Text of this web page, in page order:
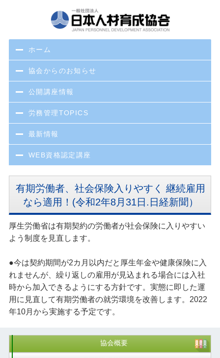
ホーム
協会からのお知らせ
公開講座情報
労務管理TOPICS
最新情報
WEB資格認定講座
有期労働者、社会保険入りやすく 継続雇用
なら適用！(令和2年8月31日.日経新聞）
厚生労働省は有期契約の労働者が社会保険に入りやすい
よう制度を見直します。
●今は契約期間が2カ月以内だと厚生年金や健康保険に入
れませんが、繰り返しの雇用が見込まれる場合には入社
時から加入できるようにする方針です。実態に即した運
用に見直して有期労働者の就労環境を改善します。2022
年10月から実施する予定です。
協会概要